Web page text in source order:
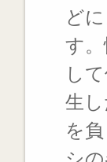
ど
す
し
生
を